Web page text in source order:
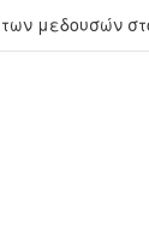
μεδουσών